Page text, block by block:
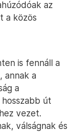
az
a közös
is fennáll a
annak a
a
út
vezet.
válságnak és